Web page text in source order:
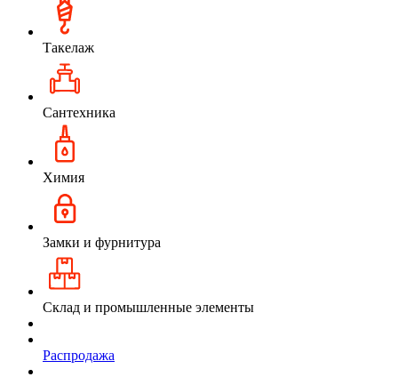
Такелаж
Сантехника
Химия
Замки и фурнитура
Склад и промышленные элементы
Распродажа